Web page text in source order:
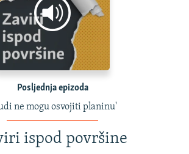
Posljednja epizoda
ne mogu osvojiti planinu'
ispod površine